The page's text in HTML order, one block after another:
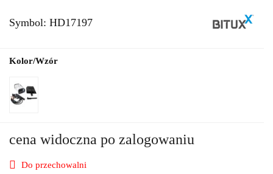
Symbol: HD17197
Kolor/Wzór
cena widoczna po zalogowaniu
Do przechowalni